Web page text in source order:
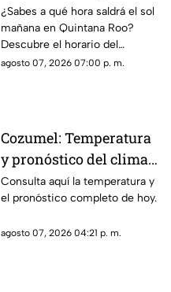
2026?
¿Sabes a qué hora saldrá el sol
mañana en Quintana Roo?
Descubre el horario del
amanecer el 8 de agosto de
agosto 07, 2026 07:00 p. m.
Cozumel: Temperatura
y pronóstico del clima
para hoy, 7 de agosto de
2026
Consulta aquí la temperatura y
el pronóstico completo de hoy.
agosto 07, 2026 04:21 p. m.